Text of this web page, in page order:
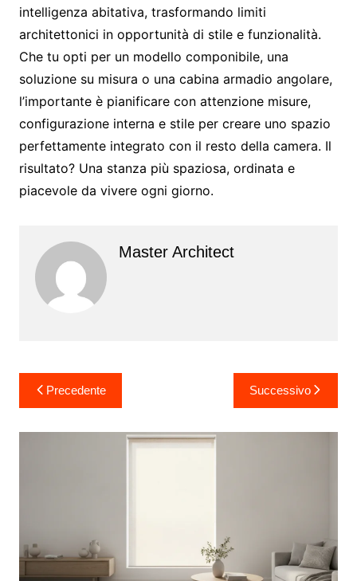
intelligenza abitativa, trasformando limiti
architettonici in opportunità di stile e funzionalità.
Che tu opti per un modello componibile, una
soluzione su misura o una cabina armadio angolare,
l’importante è pianificare con attenzione misure,
configurazione interna e stile per creare uno spazio
perfettamente integrato con il resto della camera. Il
risultato? Una stanza più spaziosa, ordinata e
piacevole da vivere ogni giorno.
Master Architect
Navigazione
articoli
Precedente Successivo